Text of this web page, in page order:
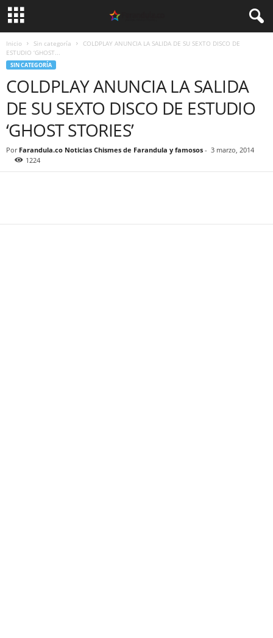
Inicio Sin categoría
COLDPLAY ANUNCIA LA SALIDA DE SU SEXTO DISCO DE
ESTUDIO ‘GHOST...
SIN CATEGORÍA
COLDPLAY ANUNCIA LA SALIDA
DE SU SEXTO DISCO DE ESTUDIO
‘GHOST STORIES’
Por Farandula.co Noticias Chismes de Farandula y famosos - 3 marzo, 2014
1224